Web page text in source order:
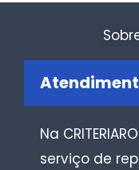
Na
serviço de